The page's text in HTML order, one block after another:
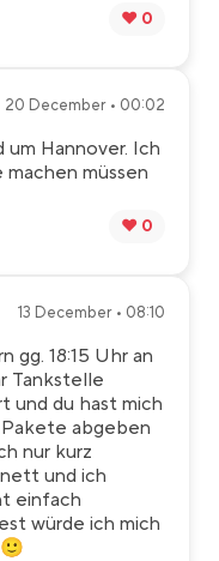
❤️ 0
20 December • 00:02
Hannover. Ich
müssen
❤️ 0
13 December • 08:10
gg. 18:15 Uhr an
Tankstelle
du hast mich
abgeben
nur kurz
und ich
einfach
würde ich mich